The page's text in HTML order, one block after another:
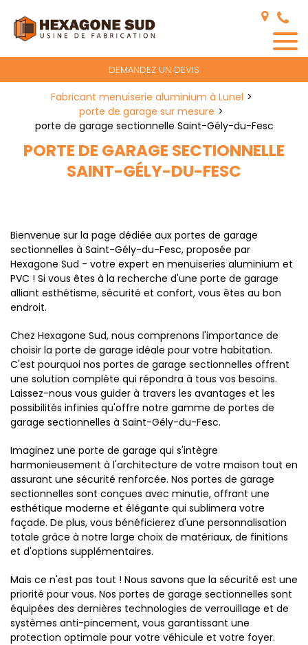
DEMANDEZ UN DEVIS
Fabricant menuiserie aluminium à Lunel
porte de garage sur mesure
porte de garage sectionnelle Saint-Gély-du-Fesc
PORTE DE GARAGE SECTIONNELLE
SAINT-GÉLY-DU-FESC
Bienvenue sur la page dédiée aux portes de garage
sectionnelles à Saint-Gély-du-Fesc, proposée par
Hexagone Sud - votre expert en menuiseries aluminium et
PVC ! Si vous êtes à la recherche d'une porte de garage
alliant esthétisme, sécurité et confort, vous êtes au bon
endroit.
Chez Hexagone Sud, nous comprenons l'importance de
choisir la porte de garage idéale pour votre habitation.
C'est pourquoi nos portes de garage sectionnelles offrent
une solution complète qui répondra à tous vos besoins.
Laissez-nous vous guider à travers les avantages et les
possibilités infinies qu'offre notre gamme de portes de
garage sectionnelles à Saint-Gély-du-Fesc.
Imaginez une porte de garage qui s'intègre
harmonieusement à l'architecture de votre maison tout en
assurant une sécurité renforcée. Nos portes de garage
sectionnelles sont conçues avec minutie, offrant une
esthétique moderne et élégante qui sublimera votre
façade. De plus, vous bénéficierez d'une personnalisation
totale grâce à notre large choix de matériaux, de finitions
et d'options supplémentaires.
Mais ce n'est pas tout ! Nous savons que la sécurité est une
priorité pour vous. Nos portes de garage sectionnelles sont
équipées des dernières technologies de verrouillage et de
systèmes anti-pincement, vous garantissant une
protection optimale pour votre véhicule et votre foyer.